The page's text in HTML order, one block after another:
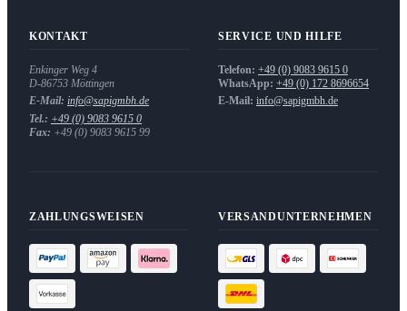
KONTAKT
Enkinger Weg 4
D-86753 Möttingen
E-Mail: info@sapigmbh.de
Tel.: +49 (0) 9083 9615 0
Fax: +49 (0) 9083 9615 99
SERVICE UND HILFE
Telefon: +49 (0) 9083 9615 0
WhatsApp: +49 (0) 172 8696654
E-Mail: info@sapigmbh.de
ZAHLUNGSWEISEN VERSANDUNTERNEHMEN